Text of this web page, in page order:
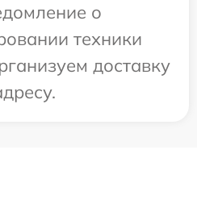
о
техники
доставку